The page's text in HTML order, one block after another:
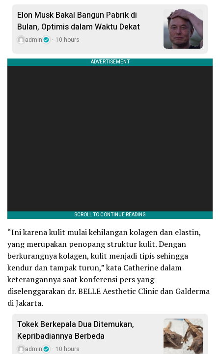
Elon Musk Bakal Bangun Pabrik di
Bulan, Optimis dalam Waktu Dekat
admin 10 hours
“Ini karena kulit mulai kehilangan kolagen dan elastin,
yang merupakan penopang struktur kulit. Dengan
berkurangnya kolagen, kulit menjadi tipis sehingga
kendur dan tampak turun,” kata Catherine dalam
keterangannya saat konferensi pers yang
diselenggarakan dr. BELLE Aesthetic Clinic dan Galderma
di Jakarta.
Tokek Berkepala Dua Ditemukan,
Kepribadiannya Berbeda
admin 10 hours